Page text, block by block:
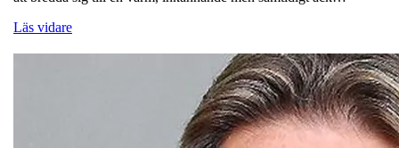
Läs vidare